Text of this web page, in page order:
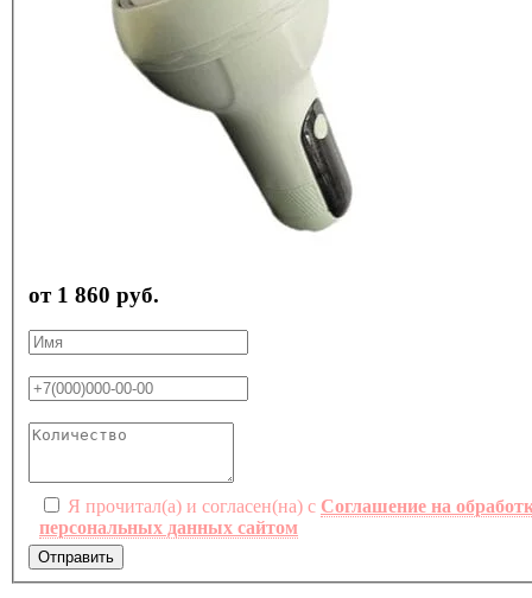
от 1 860 руб.
Я прочитал(а) и согласен(на) с Соглашение на
персональных данных сайтом
Отправить